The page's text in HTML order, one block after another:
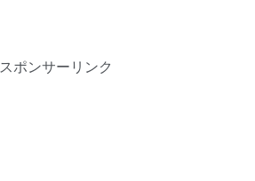
スポンサーリンク